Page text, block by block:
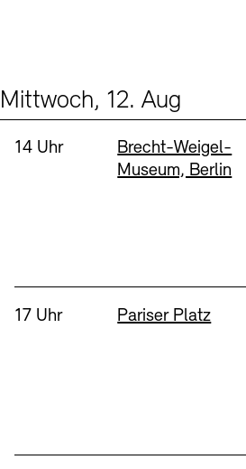
Mittwoch, 12. Aug
Uhrzeit:
14 Uhr Standort
Brecht-Weigel-
Museum, Berlin
Uhrzeit:
17 Uhr Standort
Pariser Platz